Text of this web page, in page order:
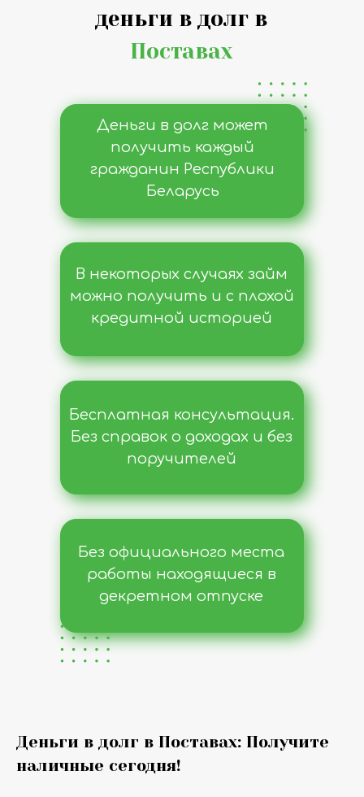
деньги в долг в
Поставах
Деньги в долг может
получить каждый
гражданин Республики
Беларусь
Без официального места
работы находящиеся в
декретном отпуске
В некоторых случаях займ
можно получить и с плохой
кредитной историей
Бесплатная консультация.
Без справок о доходах и без
поручителей
Деньги в долг в Поставах: Получите
наличные сегодня!